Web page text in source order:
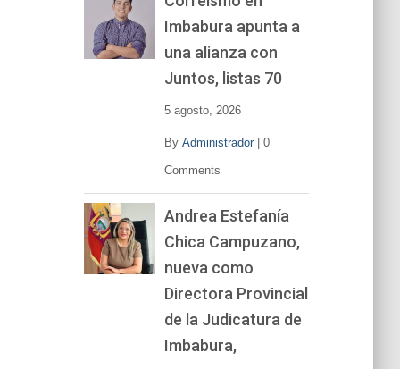
Imbabura apunta a
una alianza con
Juntos, listas 70
5 agosto, 2026
By Administrador| 0
Comments
Andrea Estefanía
Chica Campuzano,
nueva como
Directora Provincial
de la Judicatura de
Imbabura,